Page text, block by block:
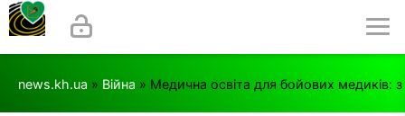
news.kh.ua » Війна » Медична освіта для бойових медиків: